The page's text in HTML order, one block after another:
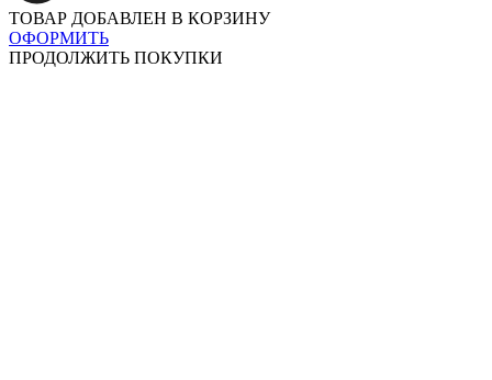
ТОВАР ДОБАВЛЕН В КОРЗИНУ
ОФОРМИТЬ
ПРОДОЛЖИТЬ ПОКУПКИ